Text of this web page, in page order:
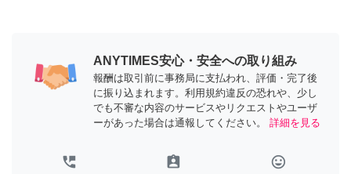
ANYTIMES安心・安全への取り組み
報酬は取引前に事務局に支払われ、評価・完了後
に振り込まれます。利用規約違反の恐れや、少し
でも不審な内容のサービスやリクエストやユーザ
ーがあった場合は通報してください。
詳細を見る
perm_phone_msg assignment_ind tag_faces